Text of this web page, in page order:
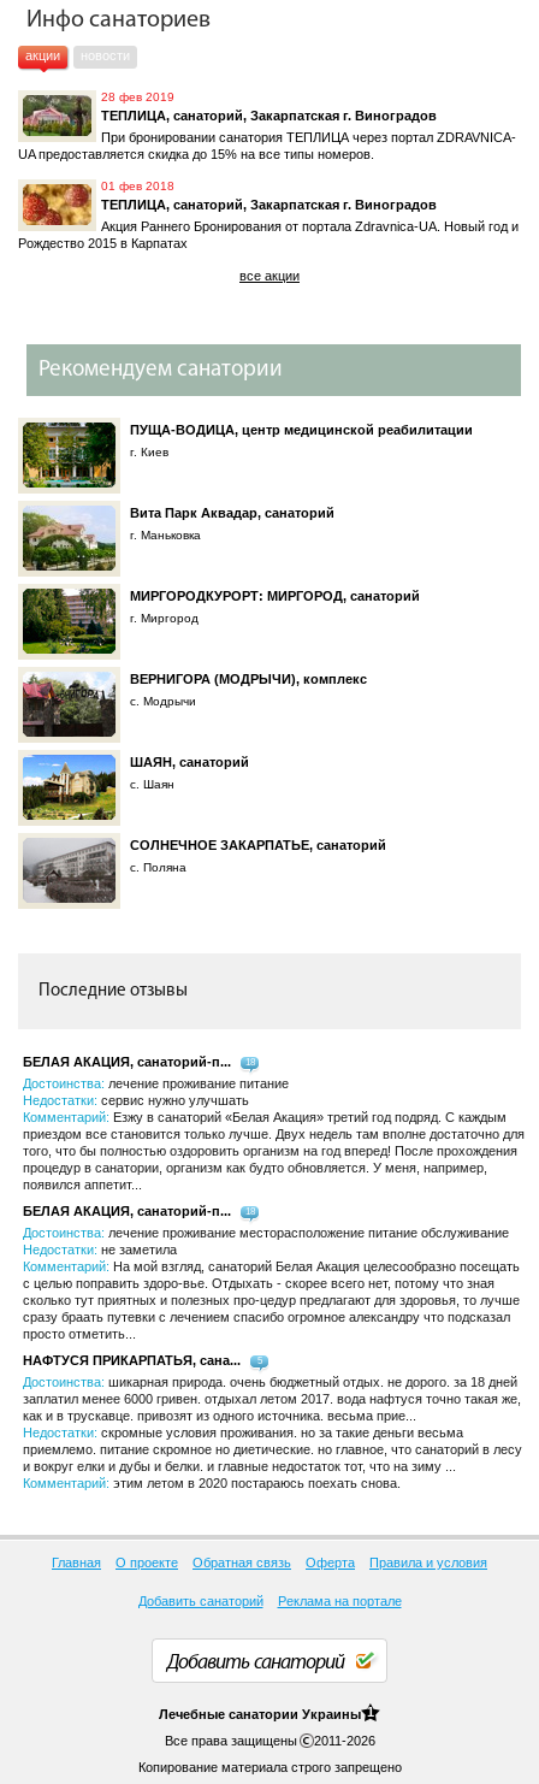
Инфо санаториев
акции новости
28 фев 2019
ТЕПЛИЦА, санаторий, Закарпатская г. Виноградов
При бронировании санатория ТЕПЛИЦА через портал ZDRAVNICA-
UA предоставляется скидка до 15% на все типы номеров.
01 фев 2018
ТЕПЛИЦА, санаторий, Закарпатская г. Виноградов
Акция Раннего Бронирования от портала Zdravnica-UA. Новый год и
Рождество 2015 в Карпатах
все акции
Рекомендуем санатории
ПУЩА-ВОДИЦА, центр медицинской реабилитации
г. Киев
Вита Парк Аквадар, санаторий
г. Маньковка
МИРГОРОДКУРОРТ: МИРГОРОД, санаторий
г. Миргород
ВЕРНИГОРА (МОДРЫЧИ), комплекс
с. Модрычи
ШАЯН, санаторий
с. Шаян
СОЛНЕЧНОЕ ЗАКАРПАТЬЕ, санаторий
с. Поляна
Последние отзывы
БЕЛАЯ АКАЦИЯ, санаторий-п... 18
Достоинства: лечение проживание питание
Недостатки: сервис нужно улучшать
Комментарий: Езжу в санаторий «Белая Акация» третий год подряд. С каждым
приездом все становится только лучше. Двух недель там вполне достаточно для
того, что бы полностью оздоровить организм на год вперед! После прохождения
процедур в санатории, организм как будто обновляется. У меня, например,
появился аппетит...
БЕЛАЯ АКАЦИЯ, санаторий-п...
18
Достоинства: лечение проживание месторасположение питание обслуживание
Недостатки: не заметила
Комментарий: На мой взгляд, санаторий Белая Акация целесообразно посещать
с целью поправить здоро-вье. Отдыхать - скорее всего нет, потому что зная
сколько тут приятных и полезных про-цедур предлагают для здоровья, то лучше
сразу браать путевки с лечением спасибо огромное александру что подсказал
просто отметить...
НАФТУСЯ ПРИКАРПАТЬЯ, сана...
5
Достоинства: шикарная природа. очень бюджетный отдых. не дорого. за 18 дней
заплатил менее 6000 гривен. отдыхал летом 2017. вода нафтуся точно такая же,
как и в трускавце. привозят из одного источника. весьма прие...
Недостатки: скромные условия проживания. но за такие деньги весьма
приемлемо. питание скромное но диетические. но главное, что санаторий в лесу
и вокруг елки и дубы и белки. и главные недостаток тот, что на зиму ...
Комментарий: этим летом в 2020 постараюсь поехать снова.
Главная О проекте Обратная связь Оферта Правила и условия
Добавить санаторий Реклама на портале
Лечебные санатории Украины 1
Все права защищены
2011-2026
Копирование материала строго запрещено
Добавить санаторий